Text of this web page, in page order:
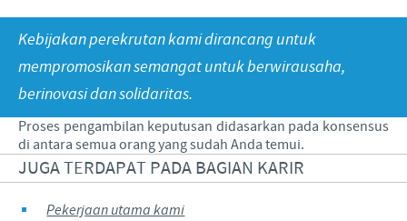
Nilai-nilai kami
Penelitian dan Pengembangan
Produksi
Keberadaan Ceva di dunia
Hubungi Kami
Sapi
Informasi lain
Disease Surveillance
Berita Kegiatan
PERAN & TANGGUNG JAWAB
Fokus pada peranan
Kerja sama bisnis dan ilmiah
Kontribusi
Program pendukung
KARIR
Pekerjaan utama kami
Kebijakan perekrutan kami dirancang untuk
mempromosikan semangat untuk berwirausaha,
berinovasi dan solidaritas.
Proses pengambilan keputusan didasarkan pada konsensus
di antara semua orang yang sudah Anda temui.
JUGA TERDAPAT PADA BAGIAN KARIR
Pekerjaan utama kami